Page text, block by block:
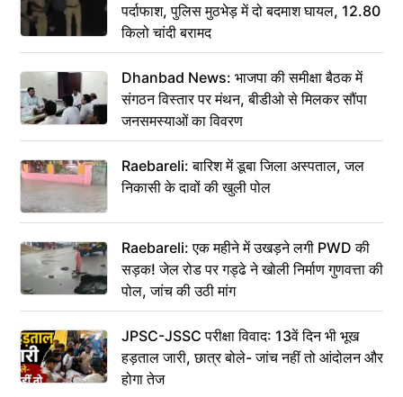
पर्दाफाश, पुलिस मुठभेड़ में दो बदमाश घायल, 12.80
किलो चांदी बरामद
Dhanbad News: भाजपा की समीक्षा बैठक में
संगठन विस्तार पर मंथन, बीडीओ से मिलकर सौंपा
जनसमस्याओं का विवरण
Raebareli: बारिश में डूबा जिला अस्पताल, जल
निकासी के दावों की खुली पोल
Raebareli: एक महीने में उखड़ने लगी PWD की
सड़क! जेल रोड पर गड्ढे ने खोली निर्माण गुणवत्ता की
पोल, जांच की उठी मांग
JPSC-JSSC परीक्षा विवाद: 13वें दिन भी भूख
हड़ताल जारी, छात्र बोले- जांच नहीं तो आंदोलन और
होगा तेज